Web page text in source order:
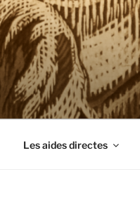
Les aides directes